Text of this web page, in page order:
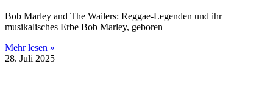
Bob Marley and The Wailers: Reggae-Legenden und ihr
musikalisches Erbe Bob Marley, geboren
Mehr lesen »
28. Juli 2025